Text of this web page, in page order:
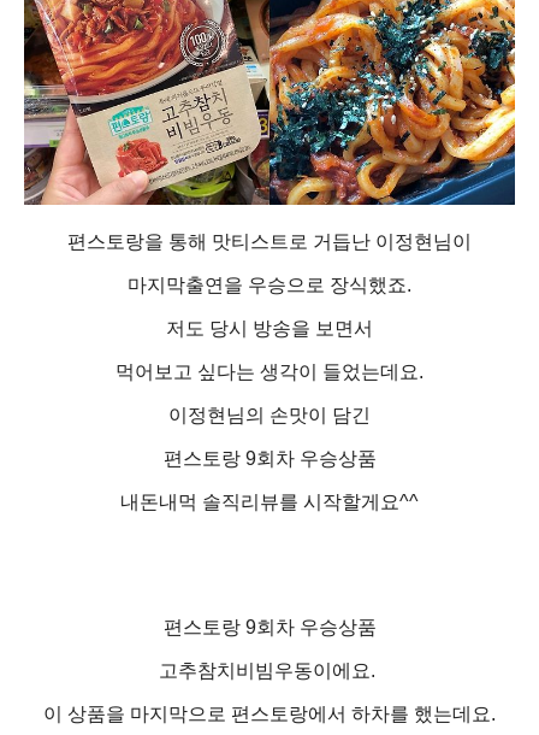
편스토랑을 통해 맛티스트로 거듭난 이정현님이
마지막출연을 우승으로 장식했죠.
저도 당시 방송을 보면서
먹어보고 싶다는 생각이 들었는데요.
이정현님의 손맛이 담긴
편스토랑 9회차 우승상품
내돈내먹 솔직리뷰를 시작할게요^^
편스토랑 9회차 우승상품
고추참치비빔우동이에요.
이 상품을 마지막으로 편스토랑에서 하차를 했는데요.